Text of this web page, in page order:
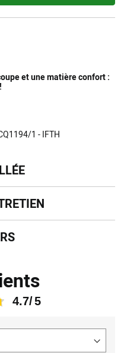
et une matière confort :
1 - IFTH
4.7